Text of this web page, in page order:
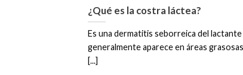
¿Qué es la costra láctea?
Es una dermatitis seborreica del
generalmente aparece en áreas
[...]